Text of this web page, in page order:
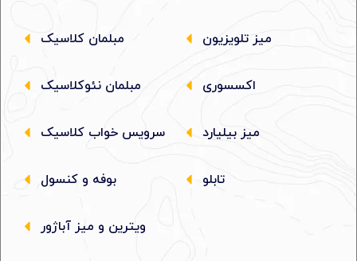
مبلمان کلاسیک
مبلمان نئوکلاسیک
سرویس خواب کلاسیک
بوفه و کنسول
ویترین و میز آباژور
میز تلویزیون
اکسسوری
میز بیلیارد
تابلو